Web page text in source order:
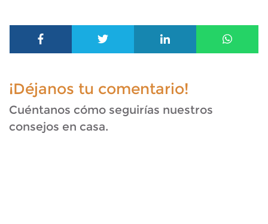
¡Déjanos tu comentario!
Cuéntanos cómo seguirías nuestros
consejos en casa.